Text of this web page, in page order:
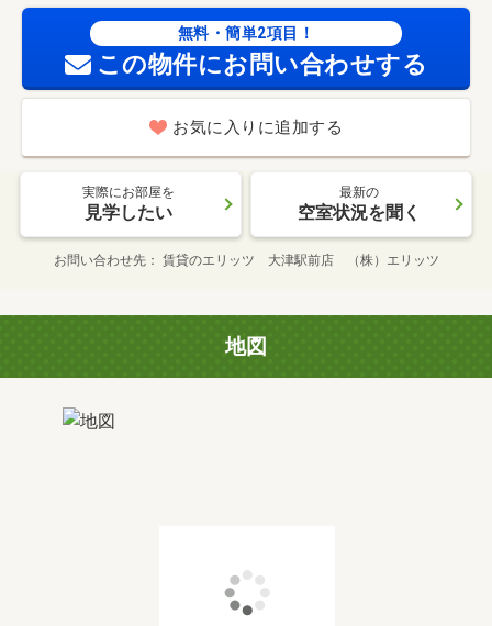
無料・簡単2項目！
この物件にお問い合わせする
お気に入りに追加する
実際にお部屋を
見学したい
最新の
空室状況を聞く
お問い合わせ先 賃貸のエリッツ 大津駅前店 （株）エリッツ
地図